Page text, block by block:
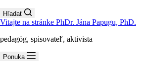
Hľadať
Vitajte na stránke PhDr. Jána Papugu, PhD.
pedagóg, spisovateľ, aktivista
Ponuka